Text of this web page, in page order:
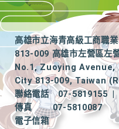
高雄市立海青高級工商職
813-009 高雄市左營區左
No.1, Zuoying
City 813-009, Taiwan
聯絡電話
07-5819155
|
傳真
07-5810087
電子信箱